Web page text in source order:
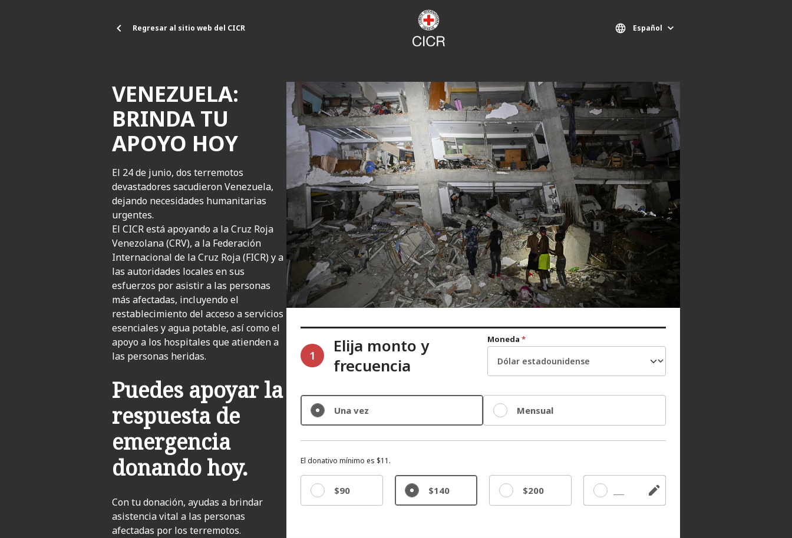
Regresar al sitio web del CICR Español
VENEZUELA:
BRINDA TU
APOYO HOY
El 24 de junio, dos terremotos
devastadores sacudieron Venezuela,
dejando necesidades humanitarias
urgentes.
El CICR está apoyando a la Cruz Roja
Venezolana (CRV), a la Federación
Internacional de la Cruz Roja (FICR) y a
las autoridades locales en sus
esfuerzos por asistir a las personas
más afectadas, incluyendo el
restablecimiento del acceso a servicios
esenciales y agua potable, así como el
apoyo a los hospitales que atienden a
las personas heridas.
Puedes apoyar la
respuesta de
emergencia
donando hoy.
Con tu donación, ayudas a brindar
asistencia vital a las personas
afectadas por los terremotos.
1
Elija monto y
frecuencia
Moneda*
Una vez Mensual
El donativo mínimo es $11.
$90 $140 $200 Otros